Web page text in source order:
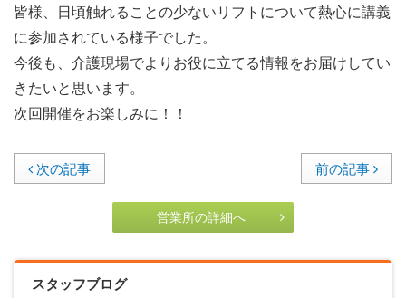
皆様、日頃触れることの少ないリフトについて熱心に講義
に参加されている様子でした。
今後も、介護現場でよりお役に立てる情報をお届けしてい
きたいと思います。
次回開催をお楽しみに！！
次の記事 前の記事
営業所の詳細へ
スタッフブログ